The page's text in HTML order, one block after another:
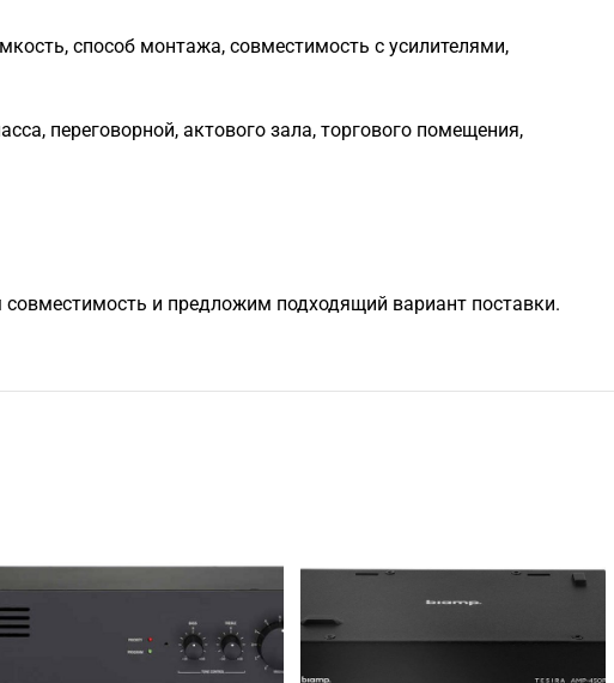
способ монтажа, совместимость с усилителями,
переговорной, актового зала, торгового помещения,
и предложим подходящий вариант поставки.